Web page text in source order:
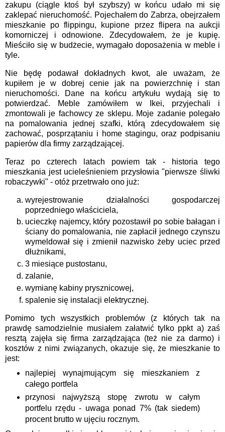
zakupu (ciągle ktoś był szybszy) w końcu udało mi się
zaklepać nieruchomość. Pojechałem do Zabrza, obejrzałem
mieszkanie po flippingu, kupione przez flipera na aukcji
komorniczej i odnowione. Zdecydowałem, że je kupię.
Mieściło się w budżecie, wymagało doposażenia w meble i
tyle.
Nie będę podawał dokładnych kwot, ale uważam, że
kupiłem je w dobrej cenie jak na powierzchnię i stan
nieruchomości. Dane na końcu artykułu wydają się to
potwierdzać. Meble zamówiłem w Ikei, przyjechali i
zmontowali je fachowcy ze sklepu. Moje zadanie polegało
na pomalowania jednej szafki, którą zdecydowałem się
zachować, posprzątaniu i home stagingu, oraz podpisaniu
papierów dla firmy zarządzającej.
Teraz po czterech latach powiem tak - historia tego
mieszkania jest ucieleśnieniem przysłowia "pierwsze śliwki
robaczywki" - otóż przetrwało ono już:
wyrejestrowanie działalności gospodarczej
poprzedniego właściciela,
ucieczkę najemcy, który pozostawił po sobie bałagan i
ściany do pomalowania, nie zapłacił jednego czynszu
wymeldował się i zmienił nazwisko żeby uciec przed
dłużnikami,
3 miesiące pustostanu,
zalanie,
wymianę kabiny prysznicowej,
spalenie się instalacji elektrycznej.
Pomimo tych wszystkich problemów (z których tak na
prawdę samodzielnie musiałem załatwić tylko ppkt a) zaś
resztą zajęła się firma zarządzająca (też nie za darmo) i
kosztów z nimi związanych, okazuje się, że mieszkanie to
jest:
najlepiej wynajmującym się mieszkaniem z
całego portfela
przynosi najwyższą stopę zwrotu w całym
portfelu rzędu - uwaga ponad 7% (tak siedem)
procent brutto w ujęciu rocznym.